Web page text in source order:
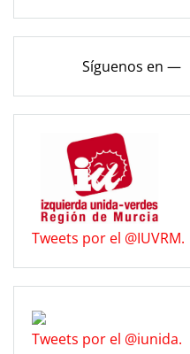
Síguenos en —
Tweets por el @IUVRM.
Tweets por el @iunida.